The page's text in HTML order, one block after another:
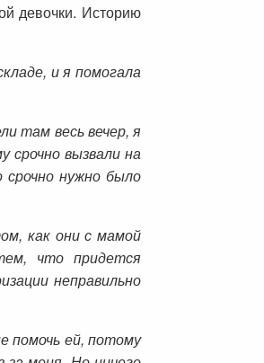
девочки. Историю
и я помогала
там весь вечер, я
вызвали на
нужно было
как они с мамой
что придется
неправильно
помочь ей, потому